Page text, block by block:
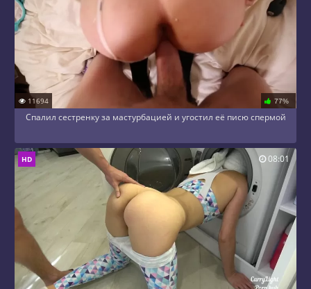
11694 77%
Спалил сестренку за мастурбацией и угостил её писю спермой
HD 08:01